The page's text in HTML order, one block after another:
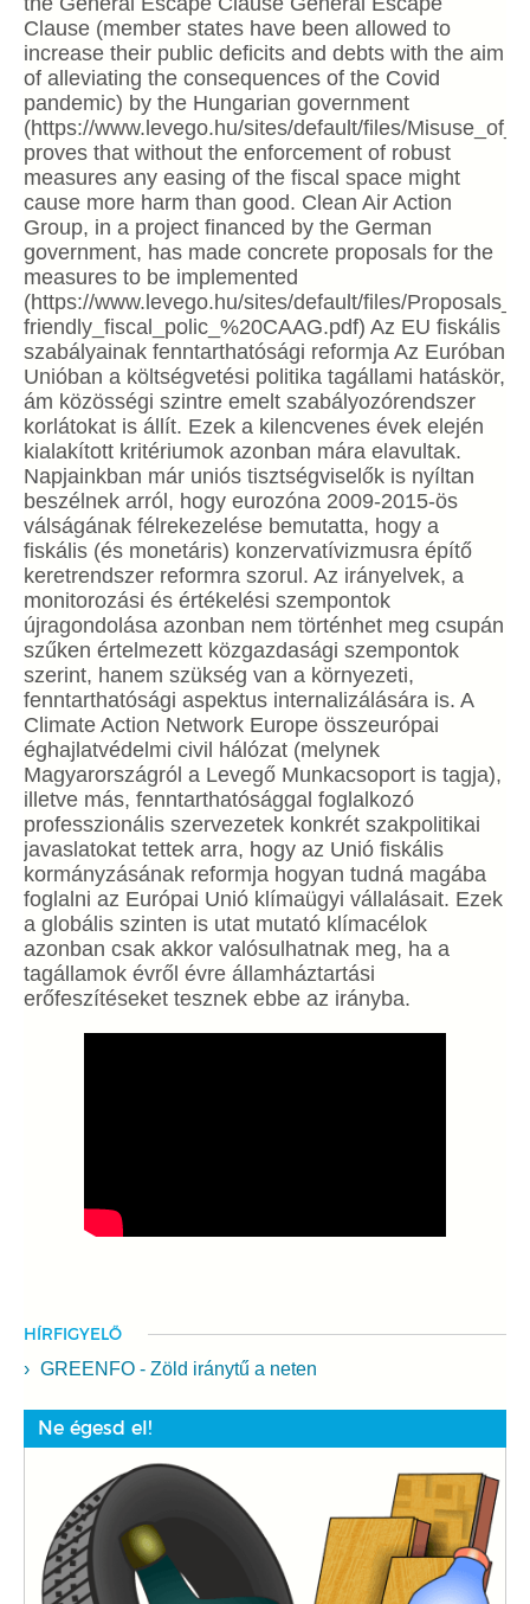
Clause (member states have been allowed to
increase their public deficits and debts with the aim
of alleviating the consequences of the Covid
pandemic) by the Hungarian government
(https://www.levego.hu/sites/default/files/
proves that without the enforcement of robust
measures any easing of the fiscal space might
cause more harm than good. Clean Air Action
Group, in a project financed by the German
government, has made concrete proposals for the
measures to be implemented
(https://www.levego.hu/sites/default/files/
friendly_fiscal_polic_%20CAAG.pdf) Az EU fiskális
szabályainak fenntarthatósági reformja Az Euróban
Unióban a költségvetési politika tagállami hatáskör,
ám közösségi szintre emelt szabályozórendszer
korlátokat is állít. Ezek a kilencvenes évek elején
kialakított kritériumok azonban mára elavultak.
Napjainkban már uniós tisztségviselők is nyíltan
beszélnek arról, hogy eurozóna 2009-2015-ös
válságának félrekezelése bemutatta, hogy a
fiskális (és monetáris) konzervatívizmusra építő
keretrendszer reformra szorul. Az irányelvek, a
monitorozási és értékelési szempontok
újragondolása azonban nem történhet meg csupán
szűken értelmezett közgazdasági szempontok
szerint, hanem szükség van a környezeti,
fenntarthatósági aspektus internalizálására is. A
Climate Action Network Europe összeurópai
éghajlatvédelmi civil hálózat (melynek
Magyarországról a Levegő Munkacsoport is tagja),
illetve más, fenntarthatósággal foglalkozó
professzionális szervezetek konkrét szakpolitikai
javaslatokat tettek arra, hogy az Unió fiskális
kormányzásának reformja hogyan tudná magába
foglalni az Európai Unió klímaügyi vállalásait. Ezek
a globális szinten is utat mutató klímacélok
azonban csak akkor valósulhatnak meg, ha a
tagállamok évről évre államháztartási
erőfeszítéseket tesznek ebbe az irányba.
HÍRFIGYELŐ
GREENFO - Zöld iránytű a neten
Ne égesd el!